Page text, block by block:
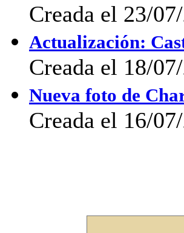
Creada el 23/
Actualización:
Creada el 18/
Nueva foto de
Creada el 16/